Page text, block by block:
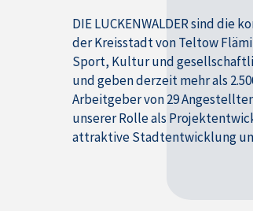
DIE LUCKENWALDER sind die
der Kreisstadt von Teltow
Sport, Kultur und
und geben derzeit mehr als
Arbeitgeber von 29
unserer Rolle als
attraktive Stadtentwicklung